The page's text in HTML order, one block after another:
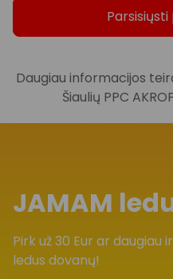
Išvalyti
Daugiau informacijos
Šiaulių PPC
JAMAM
Pirk už 30 Eur ar daugiau
ledus dovanų!